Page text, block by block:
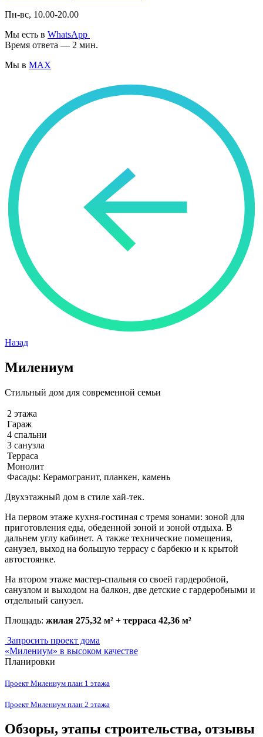
Пн-вс, 10.00-20.00
Мы есть в WhatsApp
Время ответа — 2 мин.
Мы в MAX
Назад
Милениум
Стильный дом для современной семьи
2 этажа
Гараж
4 спальни
3 санузла
Терраса
Монолит
Фасады: Керамогранит, планкен, камень
Двухэтажный дом в стиле хай-тек.
На первом этаже кухня-гостиная с тремя зонами: зоной для
приготовления еды, обеденной зоной и зоной отдыха. В
дальнем углу кабинет. А также технические помещения,
санузел, выход на большую террасу с барбекю и к крытой
автостоянке.
На втором этаже мастер-спальня со своей гардеробной,
санузлом и выходом на балкон, две детские с гардеробными и
отдельный санузел.
Площадь: жилая 275,32 м² + терраса 42,36 м²
Запросить проект дома
«Милениум» в высоком качестве
Планировки
Проект Милениум план 1 этажа
Проект Милениум план 2 этажа
Обзоры, этапы строительства, отзывы